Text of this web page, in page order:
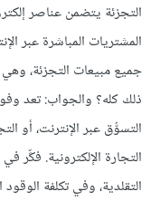
التجزئة يتضمن عناصر
جميع مبيعات التجزئة،
ذلك كله؟ والجواب: تعد
التسوُّق عبر الإنترنت، أو
التجارة الإلكترونية. فكِّر
التقلدية، وفي تكلفة